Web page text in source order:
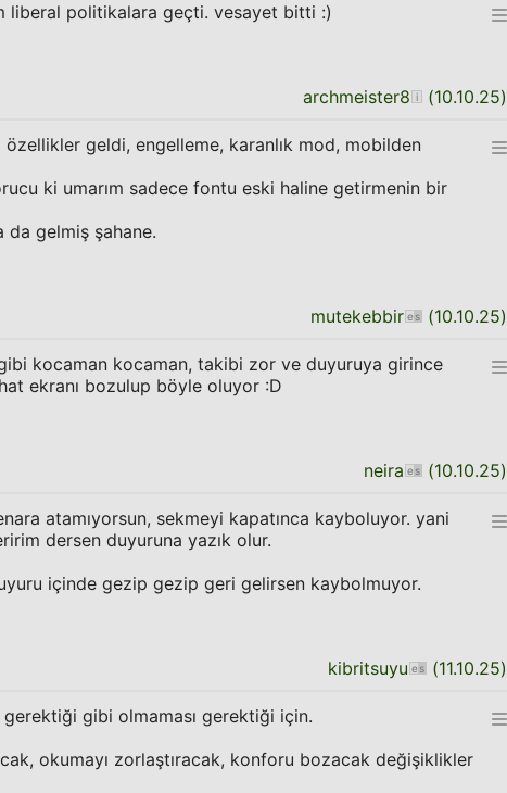
liberal politikalara geçti. vesayet bitti :)
archmeister8 (10.10.25)
özellikler geldi, engelleme, karanlık mod, mobilden
ki umarım sadece fontu eski haline getirmenin bir
da gelmiş şahane.
mutekebbir (10.10.25)
kocaman kocaman, takibi zor ve duyuruya girince
ekranı bozulup böyle oluyor :D
neira (10.10.25)
atamıyorsun, sekmeyi kapatınca kayboluyor. yani
dersen duyuruna yazık olur.
içinde gezip gezip geri gelirsen kaybolmuyor.
kibritsuyu (11.10.25)
gerektiği gibi olmaması gerektiği için.
okumayı zorlaştıracak, konforu bozacak değişiklikler